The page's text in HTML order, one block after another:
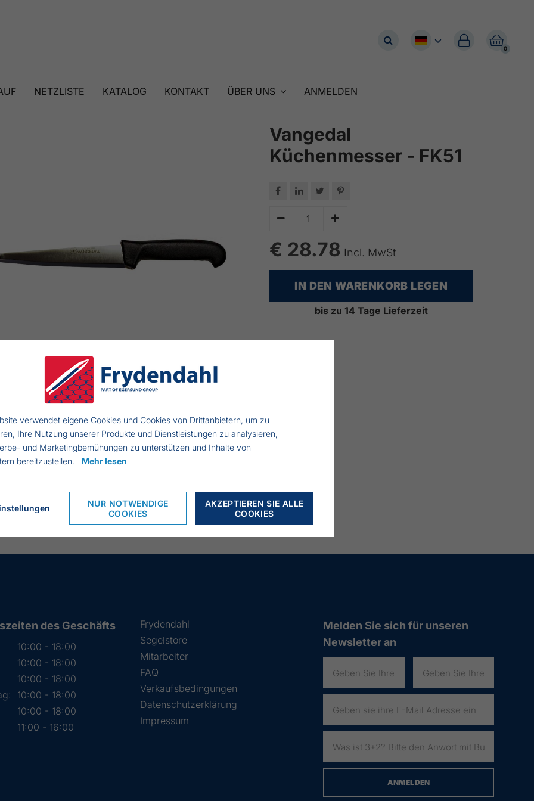

0

NETZLISTE KATALOG KONTAKT ÜBER UNS ANMELDEN
Vangedal
Küchenmesser - FK51
   
 
€ 28.78 Incl. MwSt
IN DEN WARENKORB LEGEN
bis zu 14 Tage Lieferzeit
Küchenmesser
aus rostfreiem, schwedischen Qualitätsstahl
290 mm
des Geschäfts
10:00 - 18:00
10:00 - 18:00
10:00 - 18:00
10:00 - 18:00
10:00 - 18:00
11:00 - 16:00
Frydendahl
Segelstore
Mitarbeiter
FAQ
Verkaufsbedingungen
Datenschutzerklärung
Impressum
Melden Sie sich für unseren
Newsletter an
verwendet eigene Cookies und Cookies von Drittanbietern, um zu
Ihre Nutzung unserer Produkte und Dienstleistungen zu analysieren,
und Marketingbemühungen zu unterstützen und Inhalte von
bereitzustellen. Mehr lesen
NUR NOTWENDIGE
COOKIES
AKZEPTIEREN SIE ALLE
COOKIES